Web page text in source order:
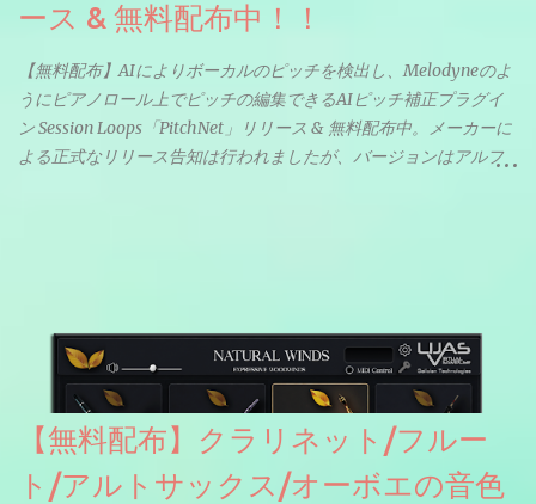
ース & 無料配布中！！
【無料配布】AIによりボーカルのピッチを検出し、Melodyneのよ
うにピアノロール上でピッチの編集できるAIピッチ補正プラグイ
ン Session Loops「PitchNet」リリース & 無料配布中。メーカーに
よる正式なリリース告知は行われましたが、バージョンはアルフ
ソースを元に設計・改良した製品のようです。
【無料配布】クラリネット/フルー
ト/アルトサックス/オーボエの音色